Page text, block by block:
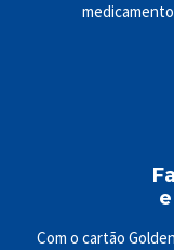
Com o cartão